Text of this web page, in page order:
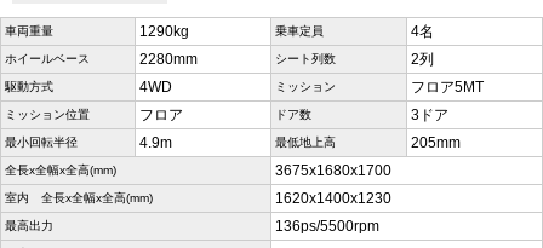
車両重量 1290kg 乗車定員 4名
ホイールベース 2280mm シート列数 2列
駆動方式 4WD ミッション フロア5MT
ミッション位置 フロア ドア数 3ドア
最小回転半径 4.9m 最低地上高 205mm
全長x全幅x全高(mm) 3675x1680x1700
室内 全長x全幅x全高(mm) 1620x1400x1230
最高出力 136ps/5500rpm